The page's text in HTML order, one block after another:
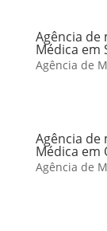
Agência de
Médica em
Agência de
Agência de
Médica em
Agência de